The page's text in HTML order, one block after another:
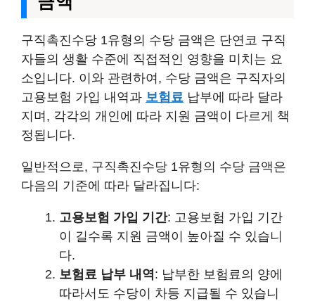
구직촉진수당 1유형의 수당 금액은 단연코 구직
자들의 생활 수준에 직접적인 영향을 미치는 요
소입니다. 이와 관련하여, 수당 금액은 구직자의
고용보험 가입 내역과 보험료 납부에 따라 달라
지며, 각각의 개인에 따라 지원 금액이 다르게 책
정됩니다.
일반적으로, 구직촉진수당 1유형의 수당 금액은
다음의 기준에 따라 달라집니다:
고용보험 가입 기간: 고용보험 가입 기간
이 길수록 지원 금액이 높아질 수 있습니
다.
보험료 납부 내역 : 납부한 보험료의 양에
따라서도 수당이 차등 지급될 수 있습니